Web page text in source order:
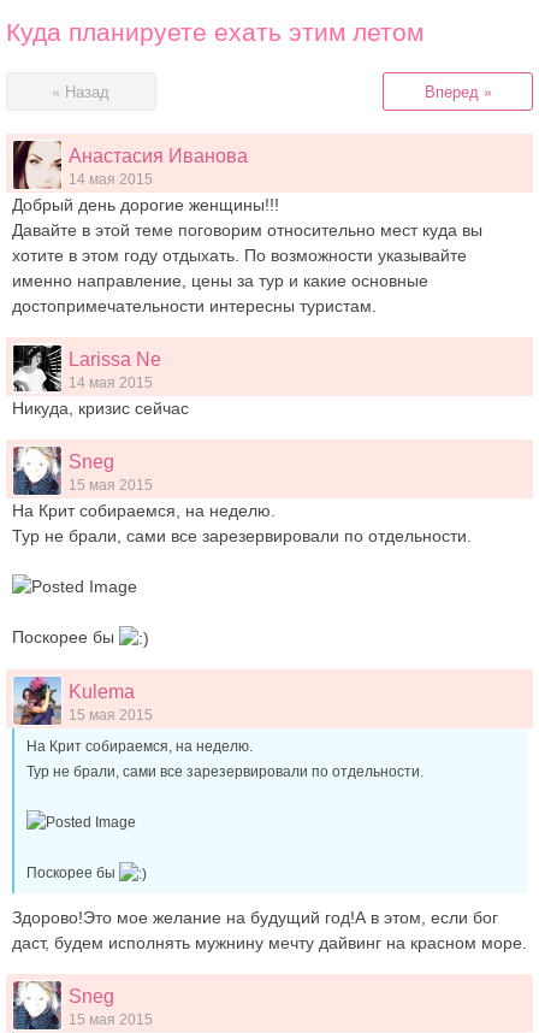
Куда планируете ехать этим летом
« Назад Вперед »
Анастасия Иванова
14 мая 2015
Добрый день дорогие женщины!!!
Давайте в этой теме поговорим относительно мест куда вы
хотите в этом году отдыхать. По возможности указывайте
именно направление, цены за тур и какие основные
достопримечательности интересны туристам.
Larissa Ne
14 мая 2015
Никуда, кризис сейчас
Sneg
15 мая 2015
На Крит собираемся, на неделю.
Тур не брали, сами все зарезервировали по отдельности.
Поскорее бы
Kulema
15 мая 2015
На Крит собираемся, на неделю.
Тур не брали, сами все зарезервировали по отдельности.
Поскорее бы
Здорово!Это мое желание на будущий год!А в этом, если бог
даст, будем исполнять мужнину мечту дайвинг на красном море.
Sneg
15 мая 2015